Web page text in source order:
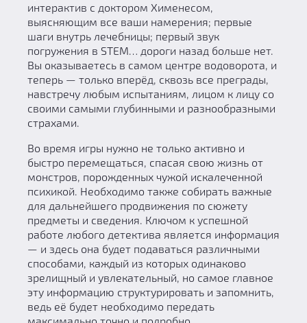
интерактив с доктором Хименесом,
выясняющим все ваши намерения; первые
шаги внутрь лечебницы; первый звук
погружения в STEM… дороги назад больше нет.
Вы оказываетесь в самом центре водоворота, и
теперь — только вперёд, сквозь все преграды,
навстречу любым испытаниям, лицом к лицу со
своими самыми глубинными и разнообразными
страхами.
Во время игры нужно не только активно и
быстро перемещаться, спасая свою жизнь от
монстров, порожденных чужой искалеченной
психикой. Необходимо также собирать важные
для дальнейшего продвижения по сюжету
предметы и сведения. Ключом к успешной
работе любого детектива является информация
— и здесь она будет подаваться различными
способами, каждый из которых одинаково
зрелищный и увлекательный, но самое главное
эту информацию структурировать и запомнить,
ведь её будет необходимо передать